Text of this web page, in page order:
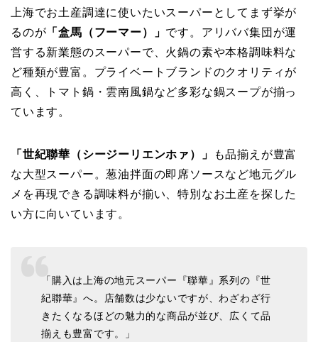
上海でお土産調達に使いたいスーパーとしてまず挙が
るのが 「盒馬（フーマー）」 です。アリババ集団が運
営する新業態のスーパーで、火鍋の素や本格調味料な
ど種類が豊富。プライベートブランドのクオリティが
高く、トマト鍋・雲南風鍋など多彩な鍋スープが揃っ
ています。
「世紀聯華（シージーリエンホァ）」
も品揃えが豊富
な大型スーパー。葱油拌面の即席ソースなど地元グル
メを再現できる調味料が揃い、特別なお土産を探した
い方に向いています。
「購入は上海の地元スーパー『聯華』系列の『世
紀聯華』へ。店舗数は少ないですが、わざわざ行
きたくなるほどの魅力的な商品が並び、広くて品
揃えも豊富です。」